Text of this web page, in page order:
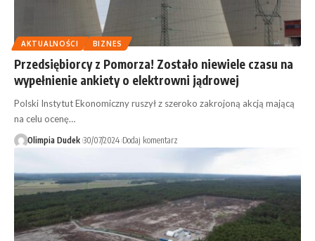
AKTUALNOŚCI BIZNES
Przedsiębiorcy z Pomorza! Zostało niewiele czasu na
wypełnienie ankiety o elektrowni jądrowej
Polski Instytut Ekonomiczny ruszył z szeroko zakrojoną akcją mającą
na celu ocenę…
Olimpia Dudek 30/07/2024 Dodaj komentarz